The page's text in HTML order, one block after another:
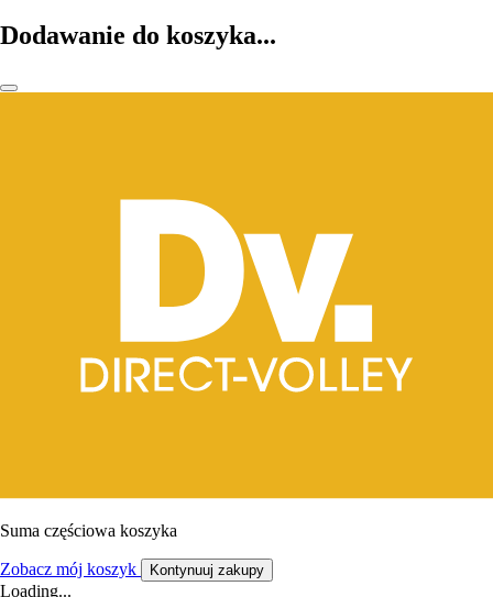
Dodawanie do koszyka...
Suma częściowa koszyka
Zobacz mój koszyk Kontynuuj zakupy
Loading...